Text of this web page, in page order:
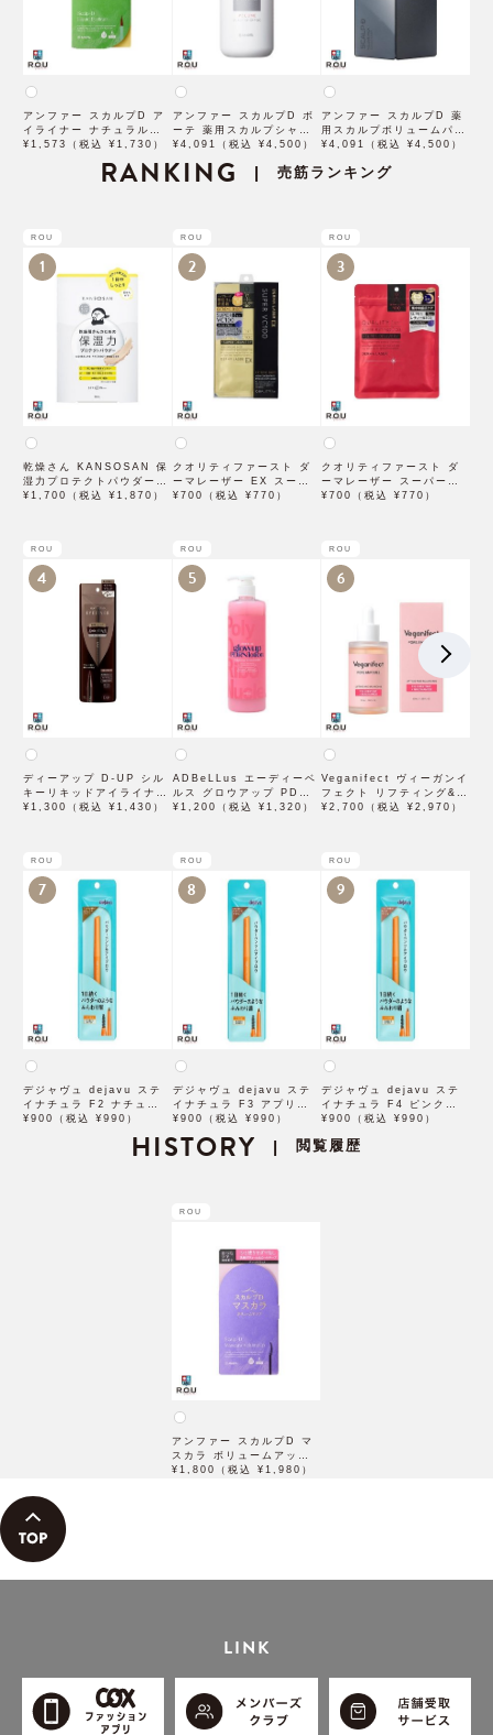
アンファー スカルプD ア
イライナー ナチュラルブ
ラウン 0.43mL
¥1,573（税込 ¥1,730）
アンファー スカルプD ボ
ーテ 薬用スカルプシャン
プー ボリューム 350mL
¥4,091（税込 ¥4,500）
アンファー スカルプD 薬
用スカルプボリュームパッ
ク コンディショナー (す
薬部外品】
¥4,091（税込 ¥4,500）
RANKING | 売筋ランキング
ROU
1
乾燥さん KANSOSAN 保
湿力プロテクトパウダー
10g【BCLカンパニー】
¥1,700（税込 ¥1,870）
ROU
2
クオリティファースト ダ
ーマレーザー EX スーパ
ー VC100 マスク 1枚入
¥700（税込 ¥770）
ROU
3
クオリティファースト ダ
ーマレーザー スーパーレ
チノール100マスク 7枚入
¥700（税込 ¥770）
ROU
4
ディーアップ D-UP シル
キーリキッドアイライナー
WP ブラウンブラック
¥1,300（税込 ¥1,430）
ROU
5
ADBeLLus エーディーベ
ルス グロウアップ PDRN
ローション 500mL
¥1,200（税込 ¥1,320）
ROU
6
Veganifect ヴィーガンイ
フェクト リフティング&バ
ランシング フィグチェス
¥2,700（税込 ¥2,970）
ROU
7
デジャヴュ dejavu ステ
イナチュラ F2 ナチュラル
ブラウン【アイブロウ】
¥900（税込 ¥990）
ROU
8
デジャヴュ dejavu ステ
イナチュラ F3 アプリコッ
トブラウン【アイブロウ】
¥900（税込 ¥990）
ROU
9
デジャヴュ dejavu ステ
イナチュラ F4 ピンクベー
ジュ【アイブロウ】【イミ
¥900（税込 ¥990）
HISTORY | 閲覧履歴
ROU
アンファー スカルプD マ
スカラ ボリュームアップ
ディープブラック 6g
¥1,800（税込 ¥1,980）
LINK